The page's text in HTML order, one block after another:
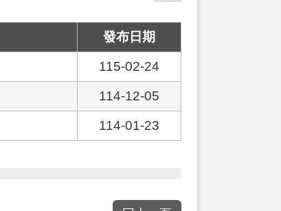
發布日期
115-02-24
114-12-05
114-01-23